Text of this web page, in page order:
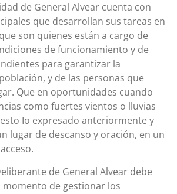
de General Alvear cuenta con
que desarrollan sus tareas en
son quienes están a cargo de
de funcionamiento y de
para garantizar la
y de las personas que
Que en oportunidades cuando
como fuertes vientos o lluvias
Io expresado anteriormente y
lugar de descanso y oración, en un
de General Alvear debe
de gestionar los